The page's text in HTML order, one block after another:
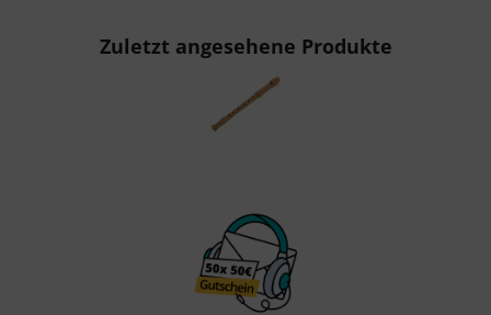
Zuletzt angesehene Produkte